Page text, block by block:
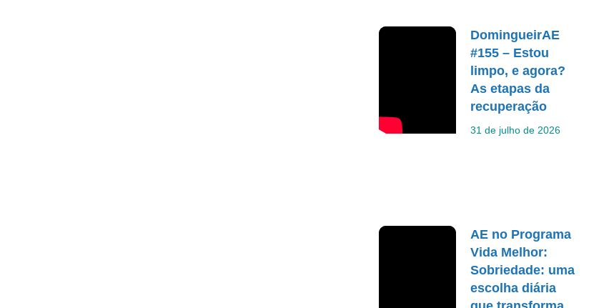
DomingueirAE
#155 – Estou
limpo, e agora?
As etapas da
recuperação
31 de julho de 2026
AE no Programa
Vida Melhor:
Sobriedade: uma
escolha diária